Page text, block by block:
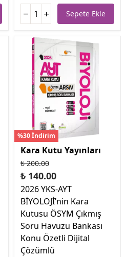
Sepete Ekle
%30 İndirim
Kara Kutu Yayınları
₺ 200.00
₺ 140.00
2026 YKS-AYT
BİYOLOJİ’nin Kara
Kutusu ÖSYM Çıkmış
Soru Havuzu Bankası
Konu Özetli Dijital
Çözümlü